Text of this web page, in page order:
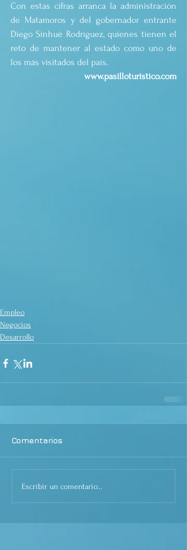
Con estas cifras arranca la administración
de Matamoros y del gobernador entrante
Diego Sinhué Rodríguez, quienes tienen el
reto de mantener al estado como uno de
los más visitados del país.
www.pasilloturistico.com
Empleo
Negocios
Desarrollo
Comentarios
Escribir un comentario...